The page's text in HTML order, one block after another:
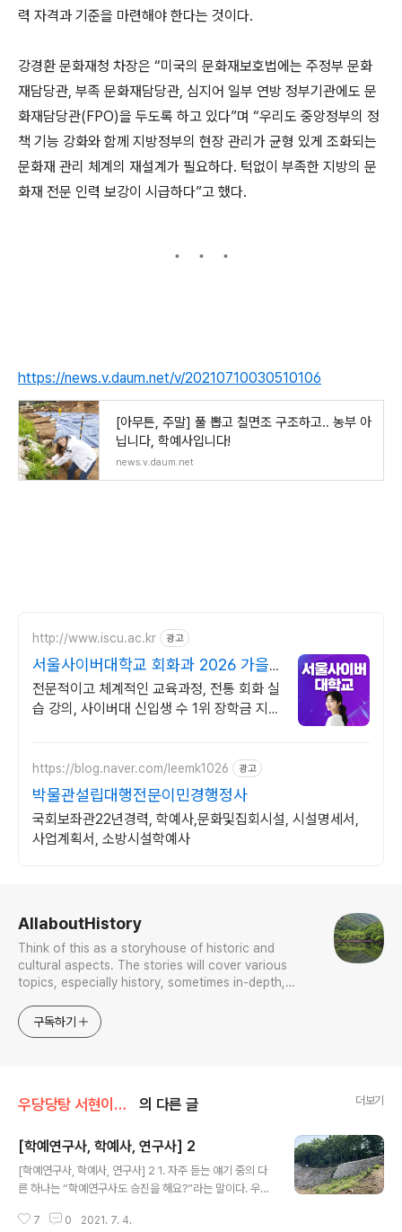
력 자격과 기준을 마련해야 한다는 것이다.
강경환 문화재청 차장은 “미국의 문화재보호법에는 주정부 문화
재담당관, 부족 문화재담당관, 심지어 일부 연방 정부기관에도 문
화재담당관(FPO)을 두도록 하고 있다”며 “우리도 중앙정부의 정
책 기능 강화와 함께 지방정부의 현장 관리가 균형 있게 조화되는
문화재 관리 체계의 재설계가 필요하다. 턱없이 부족한 지방의 문
화재 전문 인력 보강이 시급하다”고 했다.
https://news.v.daum.net/v/20210710030510106
[아무튼, 주말] 풀 뽑고 칠면조 구조하고.. 농부 아
닙니다, 학예사입니다!
news.v.daum.net
http://www.iscu.ac.kr 광고
서울사이버대학교 회화과 2026 가을
학기 신편입생
전문적이고 체계적인 교육과정, 전통 회화 실
습 강의, 사이버대 신입생 수 1위 장학금 지
https://blog.naver.com/leemk1026 광고
박물관설립대행전문이민경행정사
국회보좌관22년경력, 학예사,문화및집회시설, 시설명세서,
사업계획서, 소방시설학예사
AllaboutHistory
Think of this as a storyhouse of historic and
cultural aspects. The stories will cover various
topics, especially history, sometimes in-depth,
approach will be to resist any common sense or
generalized viewpoint
구독하기
우당당탕 서현이의 문화유산 답사기 의 다른 글 더보기
[학예연구사, 학예사, 연구사] 2
[학예연구사, 학예사, 연구사] 2 1. 자주 듣는 얘기 중의 다
른 하나는 “학예연구사도 승진을 해요?”라는 말이다. 우리
지만 지자체에서는 기회가 정말 흔치 않다는 덧말도 붙여
7 0 2021. 7. 4.